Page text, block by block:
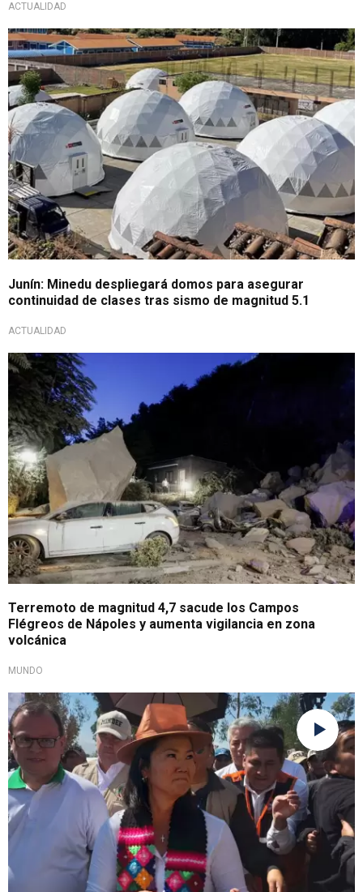
ACTUALIDAD
Acciones ante temblor
Junín: Minedu despliegará domos para asegurar
continuidad de clases tras sismo de magnitud 5.1
ACTUALIDAD
Actividad volcánica
Terremoto de magnitud 4,7 sacude los Campos
Flégreos de Nápoles y aumenta vigilancia en zona
volcánica
MUNDO
Primer viaje presidencial